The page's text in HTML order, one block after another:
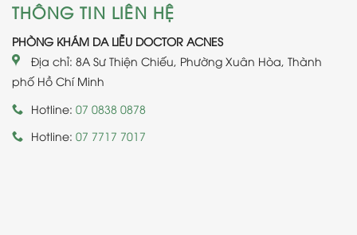
THÔNG TIN LIÊN HỆ
PHÒNG KHÁM DA LIỄU DOCTOR ACNES
Địa chỉ: 8A Sư Thiện Chiếu, Phường Xuân Hòa, Thành
phố Hồ Chí Minh
Hotline: 07 0838 0878
Hotline: 07 7717 7017